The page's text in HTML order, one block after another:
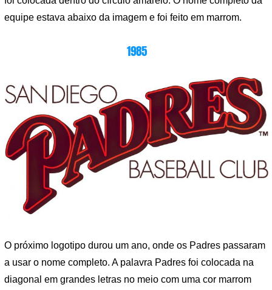
equipe estava abaixo da imagem e foi feito em marrom.
1985
O próximo logotipo durou um ano, onde os Padres passaram
a usar o nome completo. A palavra Padres foi colocada na
diagonal em grandes letras no meio com uma cor marrom